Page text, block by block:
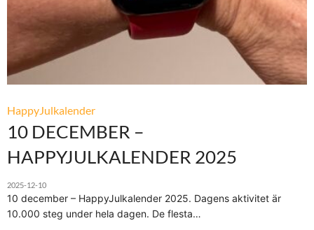
HappyJulkalender
10 DECEMBER –
HAPPYJULKALENDER 2025
2025-12-10
10 december – HappyJulkalender 2025. Dagens aktivitet är
10.000 steg under hela dagen. De flesta…